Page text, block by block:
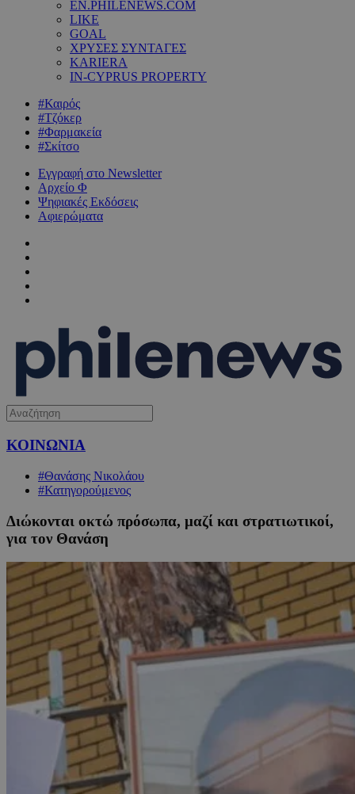
EN.PHILENEWS.COM
LIKE
GOAL
ΧΡΥΣΕΣ ΣΥΝΤΑΓΕΣ
KARIERA
IN-CYPRUS PROPERTY
#Καιρός
#Τζόκερ
#Φαρμακεία
#Σκίτσο
Εγγραφή στο Newsletter
Αρχείο Φ
Ψηφιακές Εκδόσεις
Αφιερώματα
ΚΟΙΝΩΝΙΑ
#Θανάσης Νικολάου
#Κατηγορούμενος
Διώκονται οκτώ πρόσωπα, μαζί και στρατιωτικοί,
για τον Θανάση